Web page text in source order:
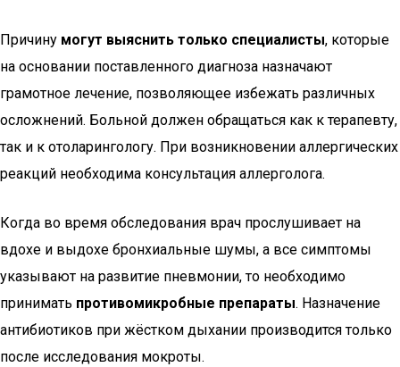
Причину могут выяснить только специалисты, которые
на основании поставленного диагноза назначают
грамотное лечение, позволяющее избежать различных
осложнений. Больной должен обращаться как к терапевту,
так и к отоларингологу. При возникновении аллергических
реакций необходима консультация аллерголога.
Когда во время обследования врач прослушивает на
вдохе и выдохе бронхиальные шумы, а все симптомы
указывают на развитие пневмонии, то необходимо
принимать противомикробные препараты. Назначение
антибиотиков при жёстком дыхании производится только
после исследования мокроты.